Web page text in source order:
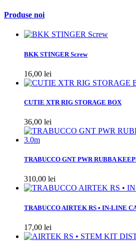
Produse noi
BKK STINGER Screw
16,00 lei
CUTIE XTR RIG STORAGE BOX
36,00 lei
TRABUCCO GNT PWR RUBBA
310,00 lei
TRABUCCO AIRTEK RS • IN-LINE
17,00 lei